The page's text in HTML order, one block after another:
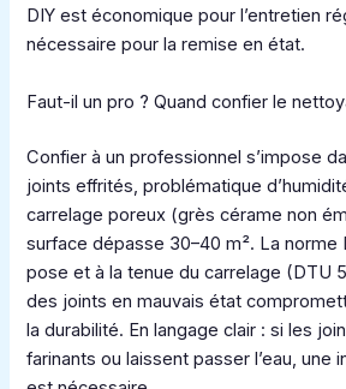
DIY est économique pour l’entretien
nécessaire pour la remise en état.
Faut-il un pro ? Quand confier le
Confier à un professionnel s’impose
joints effrités, problématique
carrelage poreux (grès cérame non
surface dépasse 30–40 m². La norme
pose et à la tenue du carrelage (DTU
des joints en mauvais état
la durabilité. En langage clair : si les
farinants ou laissent passer l’eau, une